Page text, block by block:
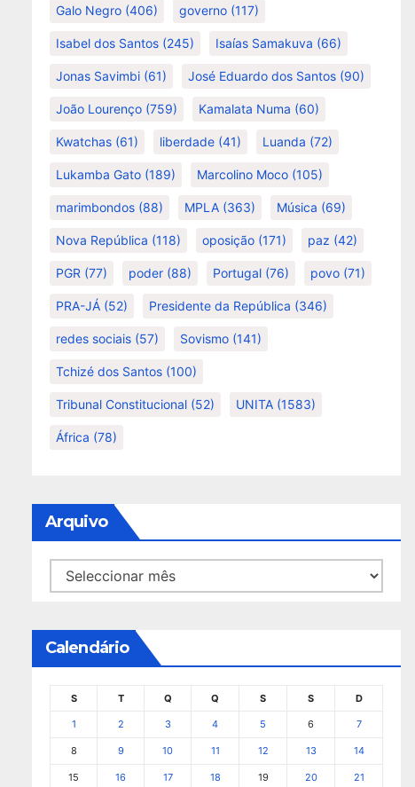
Galo Negro (406) governo (117)
Isabel dos Santos (245) Isaías Samakuva (66)
Jonas Savimbi (61) José Eduardo dos Santos (90)
João Lourenço (759) Kamalata Numa (60)
Kwatchas (61) liberdade (41) Luanda (72)
Lukamba Gato (189) Marcolino Moco (105)
marimbondos (88) MPLA (363) Música (69)
Nova República (118) oposição (171) paz (42)
PGR (77) poder (88) Portugal (76) povo (71)
PRA-JÁ (52) Presidente da República (346)
redes sociais (57) Sovismo (141)
Tchizé dos Santos (100)
Tribunal Constitucional (52) UNITA (1583)
África (78)
Arquivo
Arquivo
Calendário
S T Q Q S S D
1 2 3 4 5 6 7
8 9 10 11 12 13 14
15 16 17 18 19 20 21